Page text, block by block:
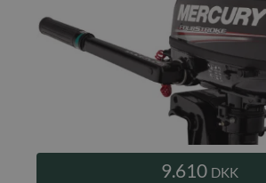
9.610 DKK